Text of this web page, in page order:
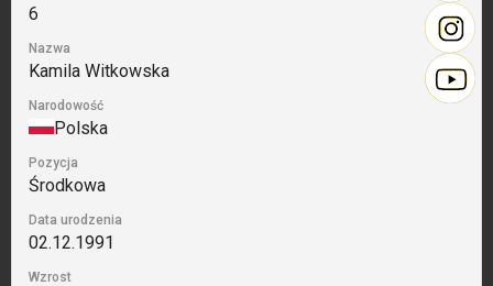
6
Nazwa
Kamila Witkowska
Narodowość
Polska
Pozycja
Środkowa
Data urodzenia
02.12.1991
Wzrost